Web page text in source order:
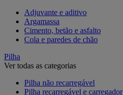
Adjuvante e aditivo
Argamassa
Cimento, betão e asfalto
Cola e paredes de chão
Pilha
Ver todas as categorias
Pilha não recarregável
Pilha recarregável e carregador